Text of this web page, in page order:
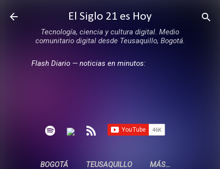
Ir al contenido principal
El Siglo 21 es Hoy
Tecnología, ciencia y cultura digital. Medio
comunitario digital desde Teusaquillo, Bogotá.
Flash Diario — noticias en minutos:
BOGOTÁ TEUSAQUILLO MÁS…